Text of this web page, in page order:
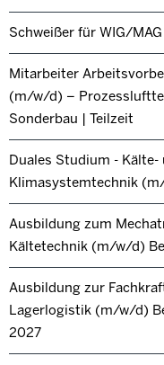
Schweißer für WIG/
Mitarbeiter
(m/w/d) –
Sonderbau | Teilzeit
Duales Studium - Kälte-
Klimasystemtechnik
Ausbildung zum
Kältetechnik (m/w/d)
Ausbildung zur
Lagerlogistik (m/w/d)
2027